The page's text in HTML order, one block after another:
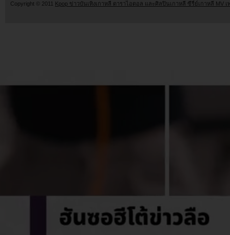
Copyright © 2011
Kpop ข่าวบันเทิงเกาหลี ดาราไอดอล และศิลปินเกาหลี ซีรี่ย์เกาหลี MV